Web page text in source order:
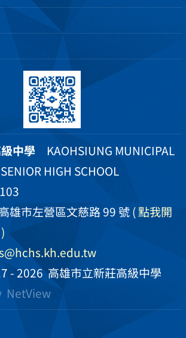
中學 KAOHSIUNG MUNICIPAL
HIGH SCHOOL
雄市左營區文慈路 99 號( 點我開
- 2026高雄市立新莊高級中學
NetView